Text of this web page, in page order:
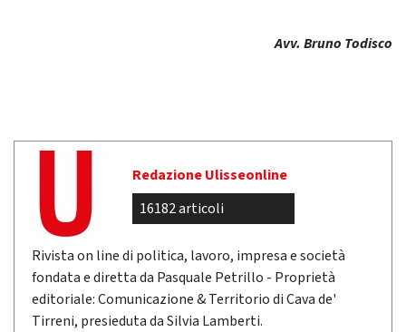
Avv. Bruno Todisco
Redazione Ulisseonline
16182 articoli
Rivista on line di politica, lavoro, impresa e società
fondata e diretta da Pasquale Petrillo - Proprietà
editoriale: Comunicazione & Territorio di Cava de'
Tirreni, presieduta da Silvia Lamberti.